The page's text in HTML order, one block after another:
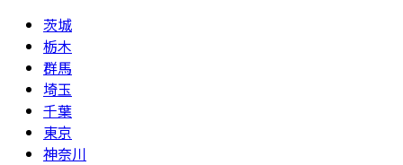
茨城
栃木
群馬
埼玉
千葉
東京
神奈川